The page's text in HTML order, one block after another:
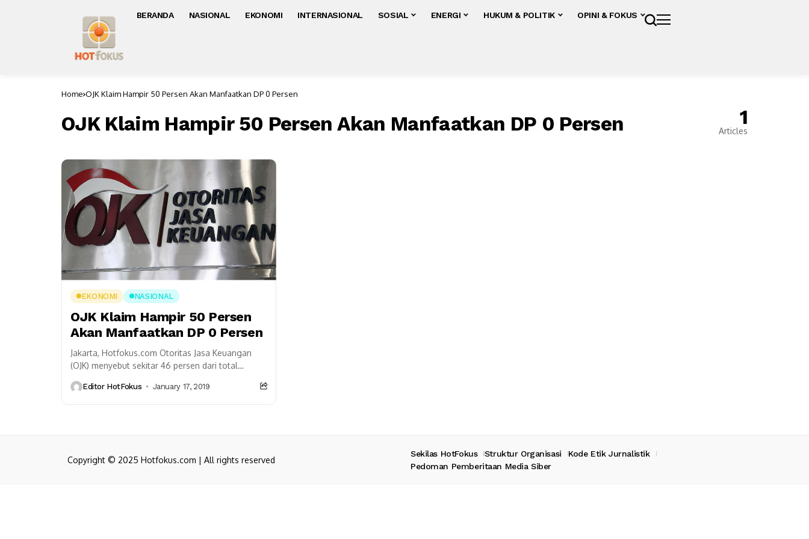
BERANDA NASIONAL EKONOMI INTERNASIONAL SOSIAL ENERGI HUKUM & POLITIK OPINI & FOKUS
Home OJK Klaim Hampir 50 Persen Akan Manfaatkan DP 0 Persen
OJK Klaim Hampir 50 Persen Akan Manfaatkan DP 0 Persen 1
Articles
EKONOMI NASIONAL
OJK Klaim Hampir 50 Persen
Akan Manfaatkan DP 0 Persen
Jakarta, Hotfokus.com Otoritas Jasa Keuangan
(OJK) menyebut sekitar 46 persen dari total
memanfaatkan fasilitas DP 0 persen untuk...
Editor HotFokus January 17, 2019
Copyright © 2025 Hotfokus.com | All rights reserved
Sekilas HotFokus Struktur Organisasi
Kode Etik Jurnalistik
Pedoman Pemberitaan Media Siber